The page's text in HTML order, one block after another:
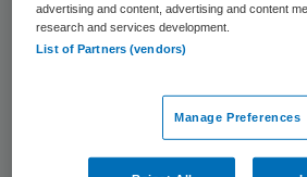
Rijpma van De
Heerenveen hieraan toe.
spoedeisende hulp komen
klachten, maar die wel
advertising and content, advertising and content
research and services development.
List of Partners (vendors)
Manage Preferences